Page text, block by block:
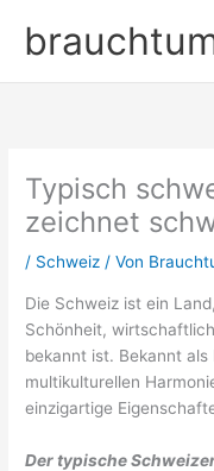
Inhalt
Typisch
zeichnet
/ Schweiz / Von
Die Schweiz ist ein
Schönheit,
bekannt ist. Bekannt
multikulturellen
einzigartige
Der typische